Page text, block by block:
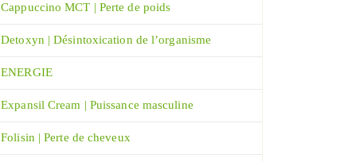
Cappuccino MCT | Perte de poids
Detoxyn | Désintoxication de l’organisme
ENERGIE
Expansil Cream | Puissance masculine
Folisin | Perte de cheveux